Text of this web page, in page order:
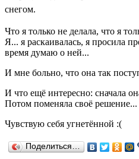
снегом.
Что я только не делала, что я
Я... я раскаивалась, я просила
время думаю о ней...
И мне больно, что она так
И что ещё интересно: сначала
Потом поменяла своё решение...
Чувствую себя угнетённой :(
Поделиться…